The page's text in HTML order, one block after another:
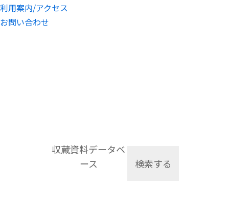
利用案内/アクセス
お問い合わせ
収蔵資料データベ
ース
検索する